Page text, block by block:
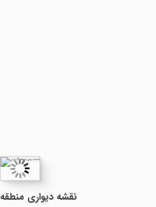
نقشه دیواری منطقه 13 تهران